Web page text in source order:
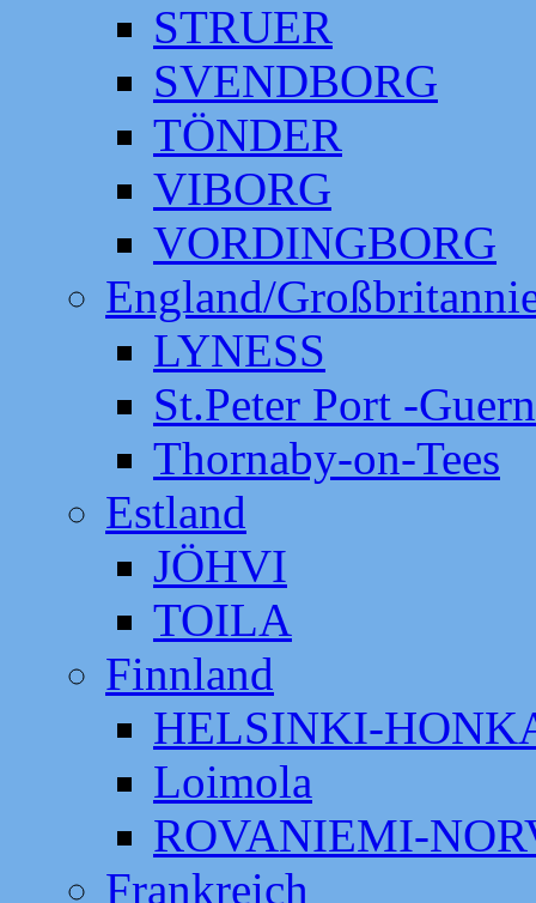
STRUER
SVENDBORG
TÖNDER
VIBORG
VORDINGBORG
England/
LYNESS
St.Peter Port -
Thornaby-on-Tees
Estland
JÖHVI
TOILA
Finnland
HELSINKI-
Loimola
ROVANIEMI-
Frankreich